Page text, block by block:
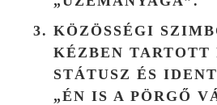
KÖZÖSSÉGI
KÉZBEN TARTOTT
STÁTUSZ ÉS
„ÉN IS A PÖRGŐ